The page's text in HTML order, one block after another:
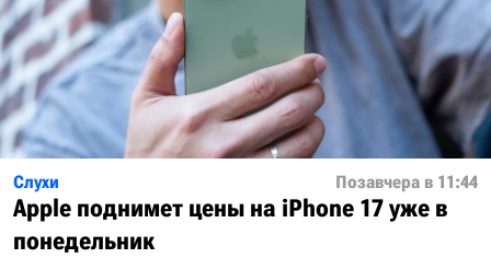
Слухи Позавчера в 11:44
Apple поднимет цены на iPhone 17 уже в
понедельник